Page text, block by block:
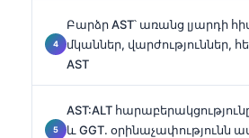
Բարձր AST՝ առանց լյարդի
մկաններ, վարժություններ,
AST
AST:ALT
և GGT. օրինաչափությունն